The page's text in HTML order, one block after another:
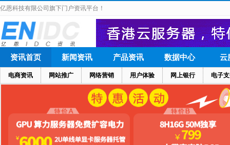
亿恩科技有限公司旗下门户资讯平台！
资讯首页
电商资讯 网站推广 网络营销 用户体验 网上银行 电子
新闻资讯 产品资讯 数据中心 云